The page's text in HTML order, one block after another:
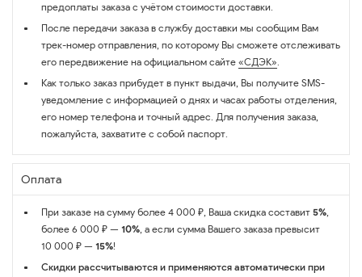
предоплаты заказа с учётом стоимости доставки.
После передачи заказа в службу доставки мы сообщим Вам
трек-номер отправления, по которому Вы сможете отслеживать
его передвижение на официальном сайте «СДЭК».
Как только заказ прибудет в пункт выдачи, Вы получите SMS-
уведомление с информацией о днях и часах работы отделения,
его номер телефона и точный адрес. Для получения заказа,
пожалуйста, захватите с собой паспорт.
Оплата
При заказе на сумму более 4 000 ₽, Ваша скидка составит 5%,
более 6 000 ₽ — 10%, а если сумма Вашего заказа превысит
10 000 ₽ — 15%!
Скидки рассчитываются и применяются автоматически при